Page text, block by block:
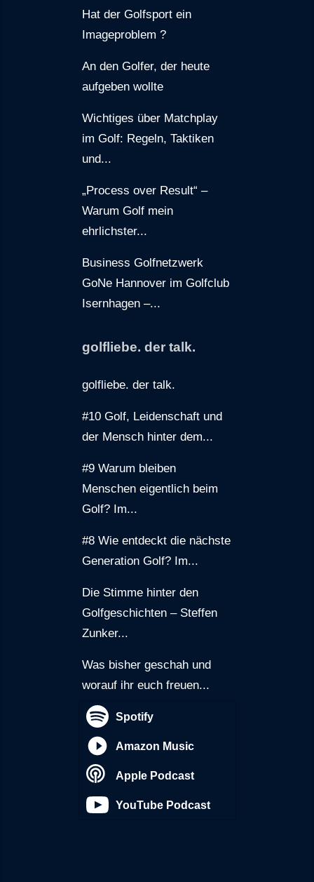
Hat der Golfsport ein
Imageproblem ?
An den Golfer, der heute
aufgeben wollte
Wichtiges über Matchplay
im Golf: Regeln, Taktiken
und...
„Process over Result“ –
Warum Golf mein
ehrlichster...
Business Golfnetzwerk
GoNe Hannover im Golfclub
Isernhagen –...
golfliebe. der talk.
golfliebe. der talk.
#10 Golf, Leidenschaft und
der Mensch hinter dem...
#9 Warum bleiben
Menschen eigentlich beim
Golf? Im...
#8 Wie entdeckt die nächste
Generation Golf? Im...
Die Stimme hinter den
Golfgeschichten – Steffen
Zunker...
Was bisher geschah und
worauf ihr euch freuen...
Spotify
Amazon Music
Apple Podcast
YouTube Podcast